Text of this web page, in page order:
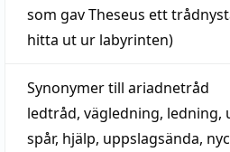
som gav Theseus ett
hitta ut ur labyrinten)
Synonymer till ariadnetråd
ledtråd, vägledning, ledning,
spår, hjälp, uppslagsända,